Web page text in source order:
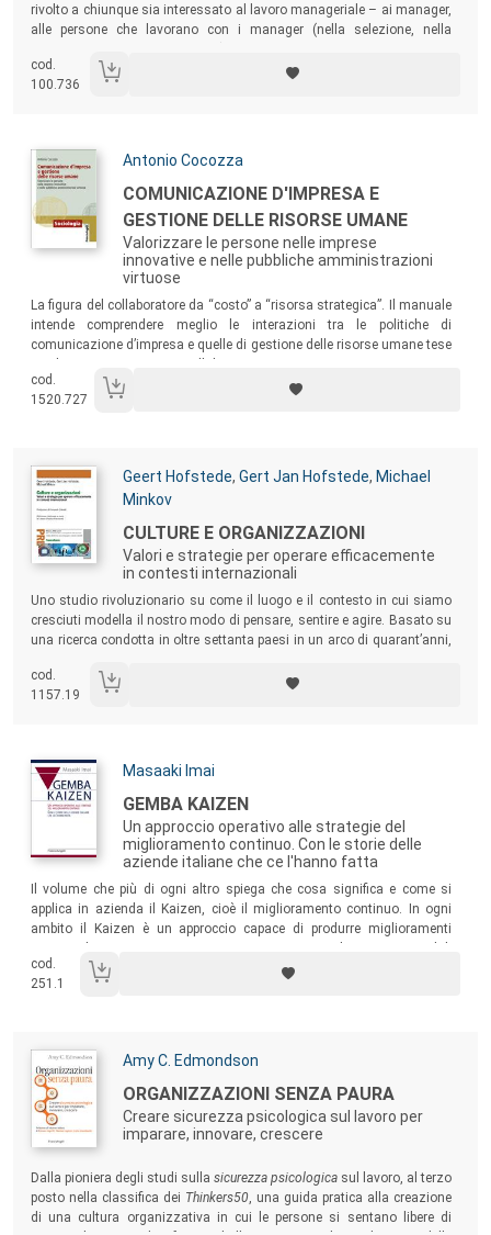
rivolto a chiunque sia interessato al lavoro manageriale – ai manager,
alle persone che lavorano con i manager (nella selezione, nella
meglio la prassi manageriale (accademici, docenti, studenti). Un
nuovo e coraggioso modo di pensare e praticare il management!
cod.
100.736
Autori:
Antonio Cocozza
Titolo:
COMUNICAZIONE D'IMPRESA E
GESTIONE DELLE RISORSE UMANE
Valorizzare le persone nelle imprese
innovative e nelle pubbliche amministrazioni
virtuose
Sommario:
La figura del collaboratore da “costo” a “risorsa strategica”. Il manuale
intende comprendere meglio le interazioni tra le politiche di
comunicazione d’impresa e quelle di gestione delle risorse umane tese
cod.
1520.727
Autori:
Geert Hofstede, Gert Jan Hofstede, Michael
Minkov
Titolo:
CULTURE E ORGANIZZAZIONI
Valori e strategie per operare efficacemente
in contesti internazionali
Uno studio rivoluzionario su come il luogo e il contesto in cui siamo
cresciuti modella il nostro modo di pensare, sentire e agire. Basato su
una ricerca condotta in oltre settanta paesi in un arco di quarant’anni,
cooperazione.
cod.
1157.19
Autori:
Masaaki Imai
Titolo:
GEMBA KAIZEN
Un approccio operativo alle strategie del
miglioramento continuo. Con le storie delle
aziende italiane che ce l'hanno fatta
Sommario:
Il volume che più di ogni altro spiega che cosa significa e come si
applica in azienda il Kaizen, cioè il miglioramento continuo. In ogni
ambito il Kaizen è un approccio capace di produrre miglioramenti
internazionali il testo offre una raccolta di testimonianze di imprese
italiane che hanno fatto del Kaizen un potentissimo acceleratore di
cod.
251.1
Autori:
Amy C. Edmondson
Titolo:
ORGANIZZAZIONI SENZA PAURA
Creare sicurezza psicologica sul lavoro per
imparare, innovare, crescere
Sommario:
Dalla pioniera degli studi sulla sicurezza psicologica sul lavoro, al terzo
posto nella classifica dei Thinkers50, una guida pratica alla creazione
di una cultura organizzativa in cui le persone si sentano libere di